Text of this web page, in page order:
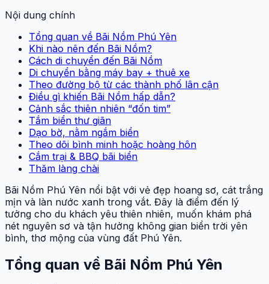
Nội dung chính
Tổng quan về Bãi Nồm Phú Yên
Khi nào nên đến Bãi Nồm?
Cách di chuyển đến Bãi Nồm
Di chuyển bằng máy bay + thuê xe
Theo đường bộ từ các thành phố lân cận
Điều gì khiến Bãi Nồm hấp dẫn?
Cảnh sắc thiên nhiên “đốn tim”
Tắm biển thư giãn
Dạo bờ, nằm ngắm biển
Theo dõi bình minh hoặc hoàng hôn
Cắm trại & BBQ bãi biển
Thăm làng chài
Bãi Nồm Phú Yên nổi bật với vẻ đẹp hoang sơ, cát trắng
mịn và làn nước xanh trong vắt. Đây là điểm đến lý
tưởng cho du khách yêu thiên nhiên, muốn khám phá
nét nguyên sơ và tận hưởng không gian biển trời yên
bình, thơ mộng của vùng đất Phú Yên.
Tổng quan về Bãi Nồm Phú Yên